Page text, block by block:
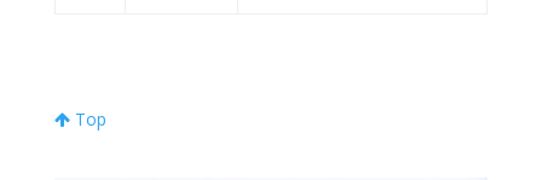
Top